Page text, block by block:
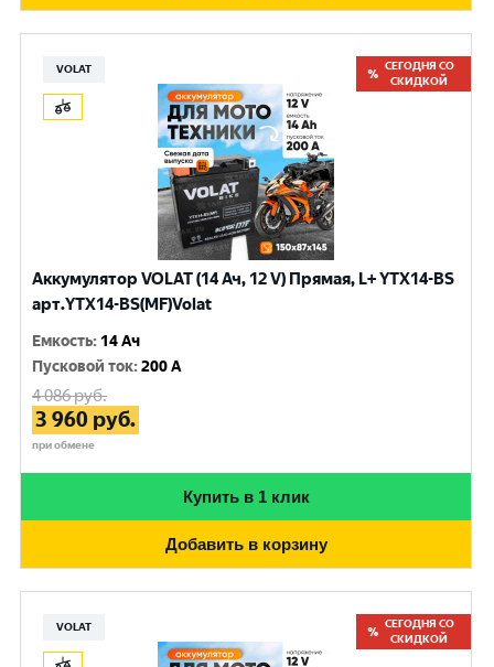
VOLAT
СЕГОДНЯ СО
СКИДКОЙ
Аккумулятор VOLAT (14 Ач, 12 V) Прямая, L+ YTX14-BS
арт.YTX14-BS(MF)Volat
Емкость: 14 Ач
Пусковой ток:200 A
4 086руб.
3 960 руб.
при обмене
Купить в 1 клик
Добавить в корзину
VOLAT
СЕГОДНЯ СО
СКИДКОЙ